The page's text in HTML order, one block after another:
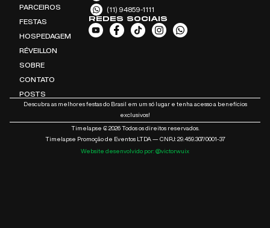
PARCEIROS
FESTAS
HOSPEDAGEM
RÉVEILLON
SOBRE
CONTATO
POSTS
(11) 94859-1111
REDES SOCIAIS
Descubra as melhores festas do Brasil em um só lugar e tenha acesso a benefícios
exclusivos!
Timelapse ₢ 2026 Todos os direitos reservados.
Timelapse Promoção de Eventos LTDA — CNPJ: 29.459.307/0001-37
Website desenvolvido por: @victorwuix